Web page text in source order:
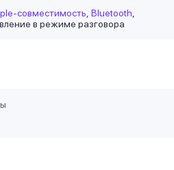
совместимость Bluetooth
в режиме разговора